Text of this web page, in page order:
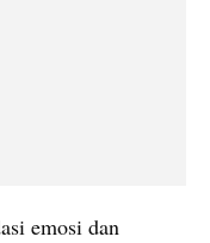
emosi dan